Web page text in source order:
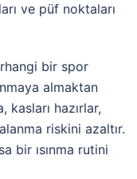
ve püf noktaları
bir spor
almaktan
kasları hazırlar,
riskini azaltır.
bir ısınma rutini